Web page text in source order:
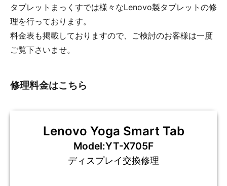
タブレットまっくすでは様々なLenovo製タブレットの修
理を行っております。
料金表も掲載しておりますので、ご検討のお客様は一度
ご覧下さいませ。
修理料金はこちら
Lenovo Yoga Smart Tab
Model:YT-X705F
ディスプレイ交換修理